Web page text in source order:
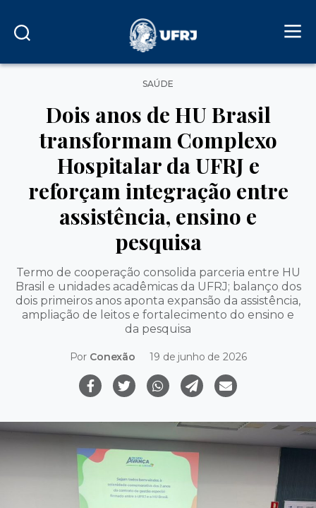
Categorias
SAÚDE
Dois anos de HU Brasil
transformam Complexo
Hospitalar da UFRJ e
reforçam integração entre
assistência, ensino e
pesquisa
Termo de cooperação consolida parceria entre HU
Brasil e unidades acadêmicas da UFRJ; balanço dos
dois primeiros anos aponta expansão da assistência,
ampliação de leitos e fortalecimento do ensino e
da pesquisa
Por Conexão 19 de junho de 2026